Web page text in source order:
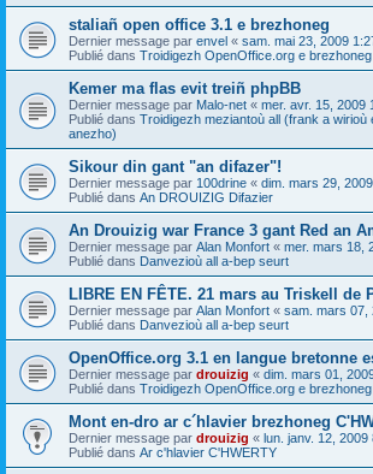
staliañ open office 3.1 e brezhoneg
Dernier message par envel « sam. mai 23, 2009
Publié dans Troidigezh OpenOffice.org e
Kemer ma flas evit treiñ phpBB
Dernier message par Malo-net « mer. avr. 15, 2009
Publié dans Troidigezh meziantoù all (frank a wirioù
anezho)
Sikour din gant "an difazer"!
Dernier message par 100drine « dim. mars 29,
Publié dans An DROUIZIG Difazier
An Drouizig war France 3 gant Red an
Dernier message par Alan Monfort « mer. mars 18,
Publié dans Danvezioù all a-bep seurt
LIBRE EN FÊTE. 21 mars au Triskell de
Dernier message par Alan Monfort « sam. mars 07,
Publié dans Danvezioù all a-bep seurt
OpenOffice.org 3.1 en langue bretonne
Dernier message par drouizig « dim. mars 01,
Publié dans Troidigezh OpenOffice.org e
Mont en-dro ar c´hlavier brezhoneg
Dernier message par drouizig « lun. janv. 12, 2009
Publié dans Ar c'hlavier C'HWERTY